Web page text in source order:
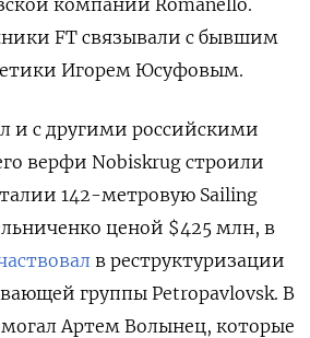
FT связывали с бывшим
Игорем Юсуфовым.
и с другими российскими
верфи Nobiskrug строили
142-метровую Sailing
ценой $425 млн, в
в реструктуризации
группы Petropavlovsk. В
Артем Волынец, которые